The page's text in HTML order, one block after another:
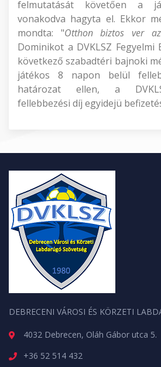
felmutatását követően a
vonakodva hagyta el. Ekkor
mondta: "Otthon biztos ver
Dominikot a DVKLSZ
következő szabadtéri bajnoki
játékos 8 napon belül
határozat ellen, a
fellebbezési díj egyidejü
DEBRECENI VÁROSI ÉS KÖRZETI
4032 Debrecen, Oláh Gábor utca 5.
+36 52 514 432